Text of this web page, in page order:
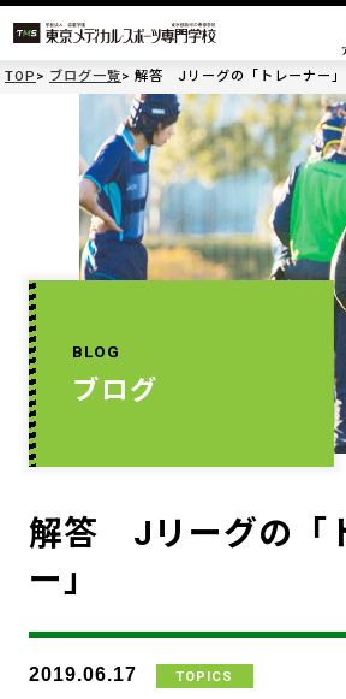
TOP ブログ一覧 解答 Jリーグの「トレーナー」
BLOG
ブログ
解答 Jリーグの「
ー」
2019.06.17 TOPICS